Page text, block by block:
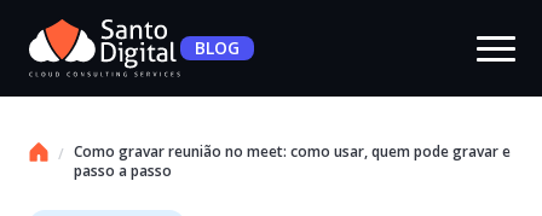
BLOG
Como gravar reunião no meet: como usar, quem pode gravar e
passo a passo